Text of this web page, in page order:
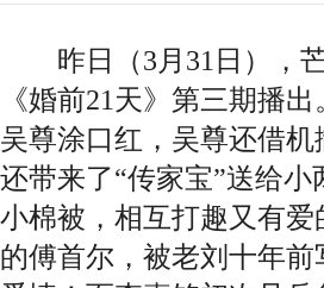
昨日（3月31日），芒
《婚前21天》第三期播
吴尊涂口红，吴尊还借
还带来了“传家宝”送给
小棉被，相互打趣又有
的傅首尔，被老刘十年